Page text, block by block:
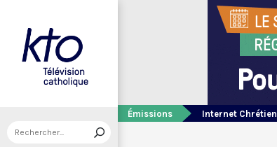
Émissions Internet Chrétien